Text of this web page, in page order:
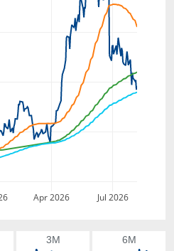
Apr 2026 Jul 2026
3M 6M